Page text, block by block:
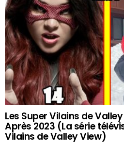
Les Super Vilains de
Après 2023 (La série
Vilains de Valley View)